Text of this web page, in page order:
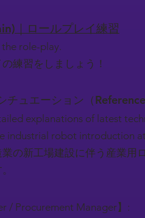
｜ロールプレイ練習
the role-play.
練習をしましょう！
ュエーション（Reference
explanations of latest
industrial robot introduction
の新工場建設に伴う産業用
/ Procurement Manager】: